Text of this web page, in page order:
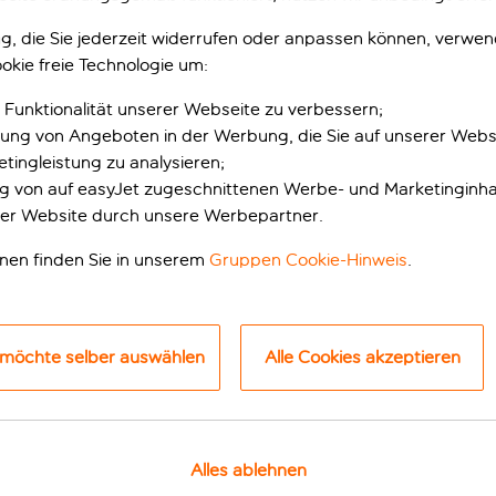
und lebhaften Feste bekannt ist. Falls du lieber
und der Chance, das berühmte Kloster unter den
Tag mit einem entspannten Spaziergang entlang La
und Einheimische unter dem sanften Leuchten
wie sie sich vor der zauberhaften Silhouette
1 / 18
Barcelona, Barcelona, Spanien
18 Bewertungen
1
Leonardo Royal Hotel
Barcelona Fira
Grossraum Barcelona, Barcelona, Spanien
die Sie jederzeit widerrufen oder anpassen können,
freie Technologie um:
unserer Webseite zu verbessern;
von Angeboten in der Werbung, die Sie auf unserer
zu analysieren;
von auf easyJet zugeschnittenen Werbe- und
Website durch unsere Werbepartner.
finden Sie in unserem Gruppen Cookie-Hinweis
selber auswählen Alle Cookies akzeptieren
Alles ablehnen